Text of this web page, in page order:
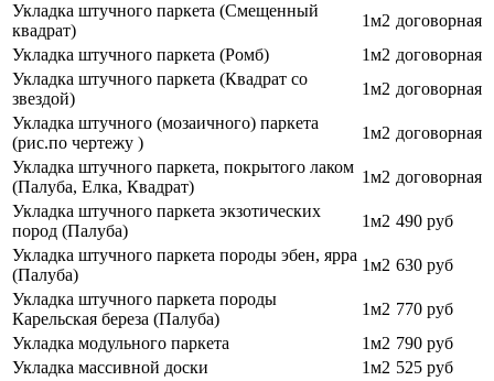
Укладка штучного паркета (Смещенный
квадрат)
1м2 договорная
Укладка штучного паркета (Ромб)
1м2 договорная
Укладка штучного паркета (Квадрат со
звездой)
1м2 договорная
Укладка штучного (мозаичного) паркета
(рис.по чертежу )
1м2 договорная
Укладка штучного паркета, покрытого лаком
(Палуба, Елка, Квадрат)
1м2 договорная
Укладка штучного паркета экзотических
пород (Палуба)
1м2 490 руб
Укладка штучного паркета породы эбен, ярра
(Палуба)
1м2 630 руб
Укладка штучного паркета породы
Карельская береза (Палуба)
1м2 770 руб
Укладка модульного паркета
1м2 790 руб
Укладка массивной доски
1м2 525 руб